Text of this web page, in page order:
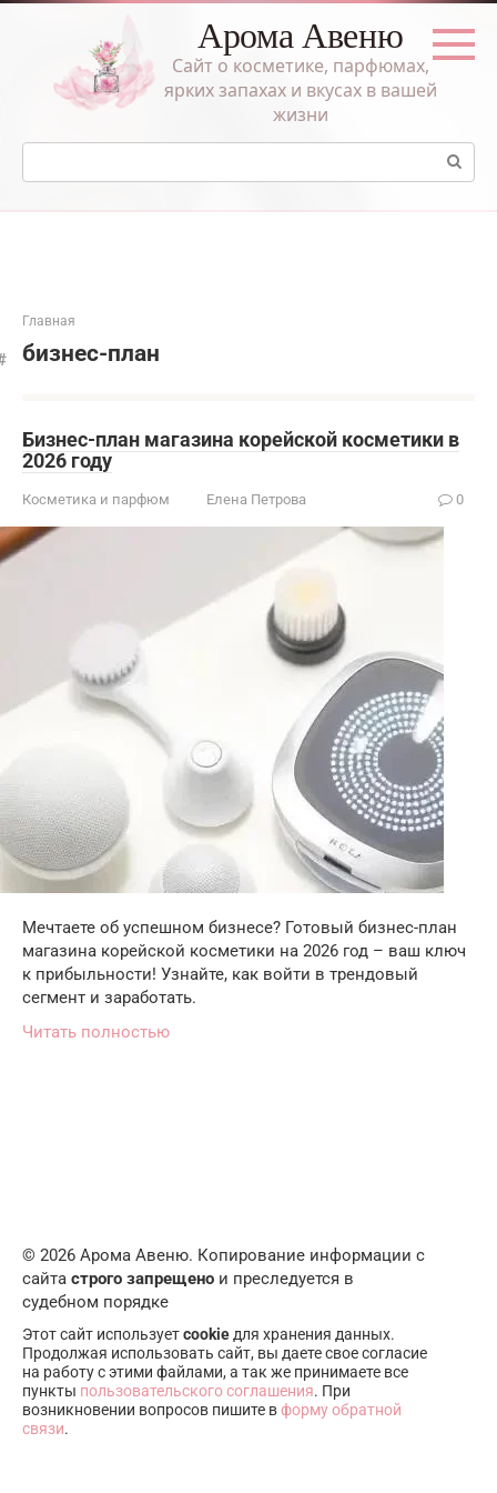
Перейти
Арома Авеню
Сайт о косметике, парфюмах,
ярких запахах и вкусах в вашей
жизни
Поиск:
Главная
бизнес-план
Бизнес-план магазина корейской косметики в
2026 году
Косметика и парфюм Елена Петрова 0
Мечтаете об успешном бизнесе? Готовый бизнес-план
магазина корейской косметики на 2026 год – ваш ключ
к прибыльности! Узнайте, как войти в трендовый
сегмент и заработать.
Читать полностью
© 2026 Арома Авеню. Копирование информации с
сайта строго запрещено и преследуется в
судебном порядке
Этот сайт используетcookie для хранения данных.
Продолжая использовать сайт, вы даете свое согласие
на работу с этими файлами, а так же принимаете все
пункты пользовательского соглашения. При
возникновении вопросов пишите вформу обратной
связи.